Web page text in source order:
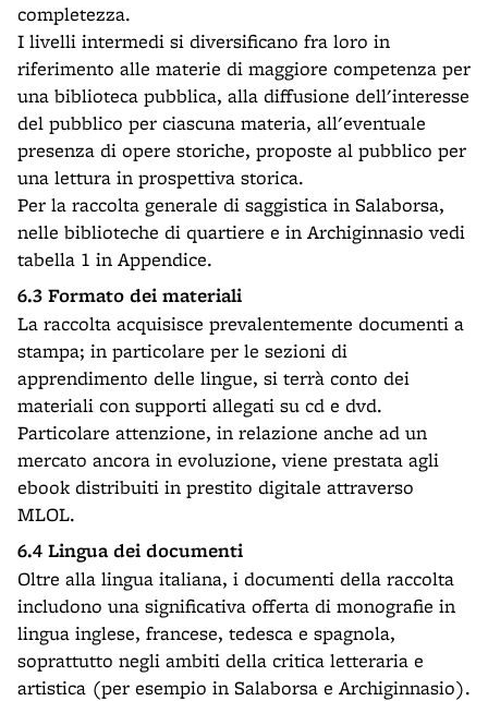
completezza.
I livelli intermedi si diversificano fra loro in
riferimento alle materie di maggiore competenza per
una biblioteca pubblica, alla diffusione dell'interesse
del pubblico per ciascuna materia, all'eventuale
presenza di opere storiche, proposte al pubblico per
una lettura in prospettiva storica.
Per la raccolta generale di saggistica in Salaborsa,
nelle biblioteche di quartiere e in Archiginnasio vedi
tabella 1 in Appendice.
6.3 Formato dei materiali
La raccolta acquisisce prevalentemente documenti a
stampa; in particolare per le sezioni di
apprendimento delle lingue, si terrà conto dei
materiali con supporti allegati su cd e dvd.
Particolare attenzione, in relazione anche ad un
mercato ancora in evoluzione, viene prestata agli
ebook distribuiti in prestito digitale attraverso
MLOL.
6.4 Lingua dei documenti
Oltre alla lingua italiana, i documenti della raccolta
includono una significativa offerta di monografie in
lingua inglese, francese, tedesca e spagnola,
soprattutto negli ambiti della critica letteraria e
artistica (per esempio in Salaborsa e Archiginnasio).